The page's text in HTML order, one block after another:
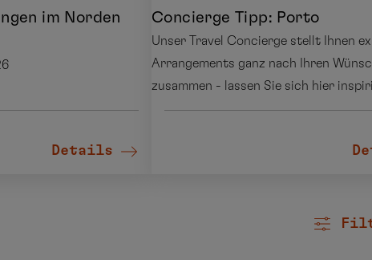
im Norden
Details
Concierge Tipp: Porto
Unser Travel Concierge stellt Ihnen
Arrangements ganz nach Ihren
zusammen - lassen Sie sich hier